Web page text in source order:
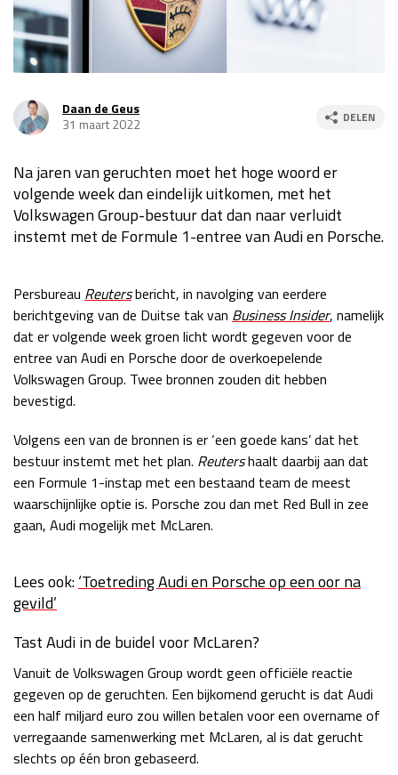
Race
za 13:00 - 15:00
Kwalificatie
za 23:00 - 00:00
Race
zo 21:00 - 23:00
GP MEXICO 2026 30 okt - 01 nov
Kwalificatie
Kwalificatie
za 19:00 - 20:00
LAS VEGAS GRAND PRIX 2026 20 - 22 nov
Kwalificatie
za 05:00 - 06:00
Race
zo 05:00 - 07:00
GP QATAR 2026 27 - 29 nov
Kwalificatie
za 19:00 - 20:00
Race
zo 17:00 - 19:00
GP ABU DHABI 2026 04 - 06 dec
Kwalificatie
Daan de Geus
31 maart 2022
DELEN
Na jaren van geruchten moet het hoge woord er
volgende week dan eindelijk uitkomen, met het
Volkswagen Group-bestuur dat dan naar verluidt
instemt met de Formule 1-entree van Audi en Porsche.
Persbureau Reutersbericht, in navolging van eerdere
berichtgeving van de Duitse tak van Business Insider, namelijk
dat er volgende week groen licht wordt gegeven voor de
entree van Audi en Porsche door de overkoepelende
Volkswagen Group. Twee bronnen zouden dit hebben
bevestigd.
Volgens een van de bronnen is er ‘een goede kans’ dat het
bestuur instemt met het plan. Reutershaalt daarbij aan dat
een Formule 1-instap met een bestaand team de meest
waarschijnlijke optie is. Porsche zou dan met Red Bull in zee
gaan, Audi mogelijk met McLaren.
Lees ook:‘Toetreding Audi en Porsche op een oor na
gevild’
Tast Audi in de buidel voor McLaren?
Vanuit de Volkswagen Group wordt geen officiële reactie
gegeven op de geruchten. Een bijkomend gerucht is dat Audi
een half miljard euro zou willen betalen voor een overname of
verregaande samenwerking met McLaren, al is dat gerucht
slechts op één bron gebaseerd.